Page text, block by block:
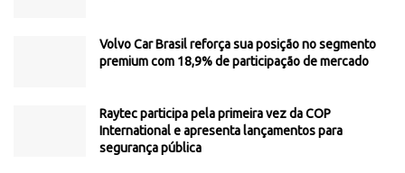
Volvo Car Brasil reforça sua posição no segmento
premium com 18,9% de participação de mercado
Raytec participa pela primeira vez da COP
International e apresenta lançamentos para
segurança pública